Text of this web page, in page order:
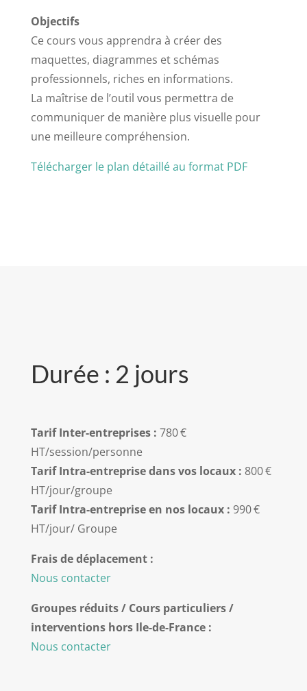
Objectifs
Ce cours vous apprendra à créer des
maquettes, diagrammes et schémas
professionnels, riches en informations.
La maîtrise de l’outil vous permettra de
communiquer de manière plus visuelle pour
une meilleure compréhension.
Télécharger le plan détaillé au format PDF
Durée : 2 jours
Tarif Inter-entreprises : 780 €
HT/session/personne
Tarif Intra-entreprise dans vos locaux : 800 €
HT/jour/groupe
Tarif Intra-entreprise en nos locaux : 990 €
HT/jour/ Groupe
Frais de déplacement :
Nous contacter
Groupes réduits / Cours particuliers /
interventions hors Ile-de-France :
Nous contacter